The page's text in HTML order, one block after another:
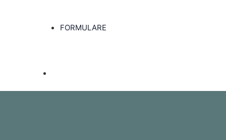
FORMULARE